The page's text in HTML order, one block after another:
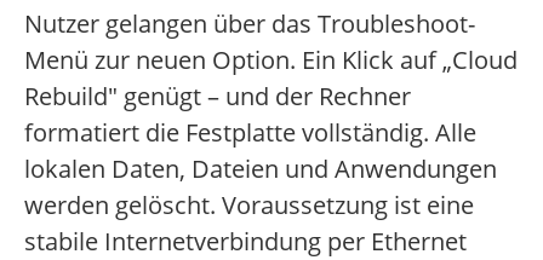
Nutzer gelangen über das Troubleshoot-
Menü zur neuen Option. Ein Klick auf „Cloud
Rebuild" genügt – und der Rechner
formatiert die Festplatte vollständig. Alle
lokalen Daten, Dateien und Anwendungen
werden gelöscht. Voraussetzung ist eine
stabile Internetverbindung per Ethernet